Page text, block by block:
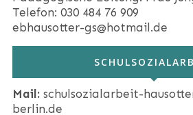
Telefon: 030 484 76 909
ebhausotter-gs@hotmail.de
Mail: schulsozialarbeit-
berlin.de